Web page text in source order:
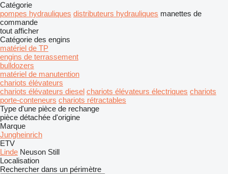
Catégorie
pompes hydrauliques distributeurs hydrauliques manettes de
commande
tout afficher
Catégorie des engins
matériel de TP
engins de terrassement
bulldozers
matériel de manutention
chariots élévateurs
chariots élévateurs diesel chariots élévateurs électriques chariots
porte-conteneurs chariots rétractables
Type d'une pièce de rechange
pièce détachée d'origine
Marque
Jungheinrich
ETV
Linde Neuson Still
Localisation
Rechercher dans un périmètre